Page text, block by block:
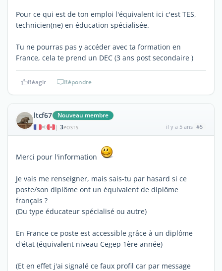
Pour ce qui est de ton emploi l'équivalent ici c'est TES,
technicien(ne) en éducation spécialisée.
Tu ne pourras pas y accéder avec ta formation en
France, cela te prend un DEC (3 ans post secondaire )
Réagir Répondre
ltcf67 Nouveau membre
| 3POSTS il y a 5 ans #5
Merci pour l'information
Je vais me renseigner, mais sais-tu par hasard si ce
poste/son diplôme ont un équivalent de diplôme
français ?
(Du type éducateur spécialisé ou autre)
En France ce poste est accessible grâce à un diplôme
d'état (équivalent niveau Cegep 1ère année)
(Et en effet j'ai signalé ce faux profil car par message